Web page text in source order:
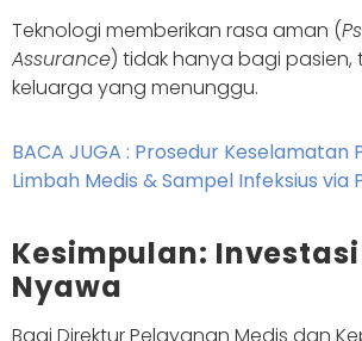
Teknologi memberikan rasa aman (
Assurance) tidak hanya bagi
keluarga yang menunggu.
BACA JUGA : Prosedur Keselamatan
Limbah Medis & Sampel Infeksius via
Kesimpulan:
Nyawa
Bagi Direktur Pelayanan Medis dan